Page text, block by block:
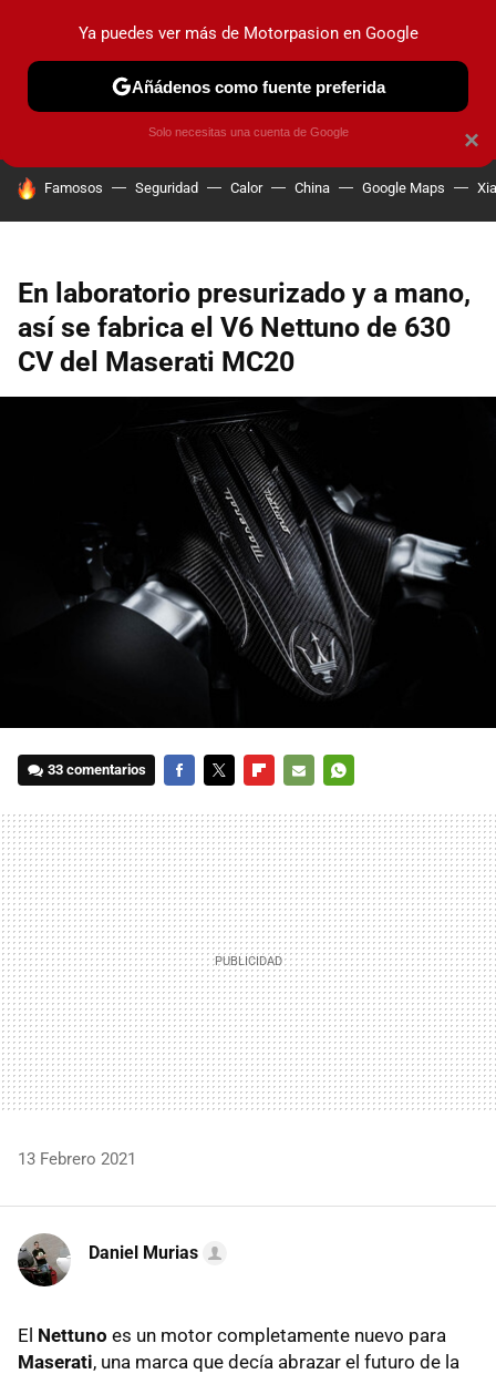
PRUEBAS COCHES ELÉCTRICOS OBSERVATORIO
HOY SE HABLA DE
Famosos Seguridad Calor China Google Maps
En laboratorio presurizado y a mano,
así se fabrica el V6 Nettuno de 630
CV del Maserati MC20
33 comentarios
MAIL
13 Febrero 2021
Daniel Murias
El Nettuno es un motor completamente nuevo para
Maserati, una marca que decía abrazar el futuro de la
×
Ya puedes ver más de Motorpasion en Google
Añádenos como fuente preferida
Solo necesitas una cuenta de Google